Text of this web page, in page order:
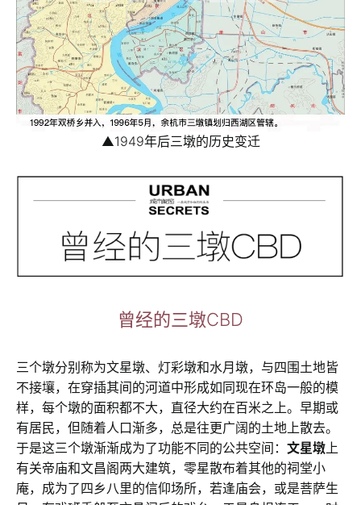
▲1949年后三墩的历史变迁
曾经的三墩CBD
三个墩分别称为文星墩、灯彩墩和水月墩，与四围土地皆
不接壤，在穿插其间的河道中形成如同现在环岛一般的模
样，每个墩的面积都不大，直径大约在百米之上。早期或
有居民，但随着人口渐多，总是往更广阔的土地上散去。
于是这三个墩渐渐成为了功能不同的公共空间： 文星墩上
有关帝庙和文昌阁两大建筑，零星散布着其他的祠堂小
庵，成为了四乡八里的信仰场所，若逢庙会，或是菩萨生